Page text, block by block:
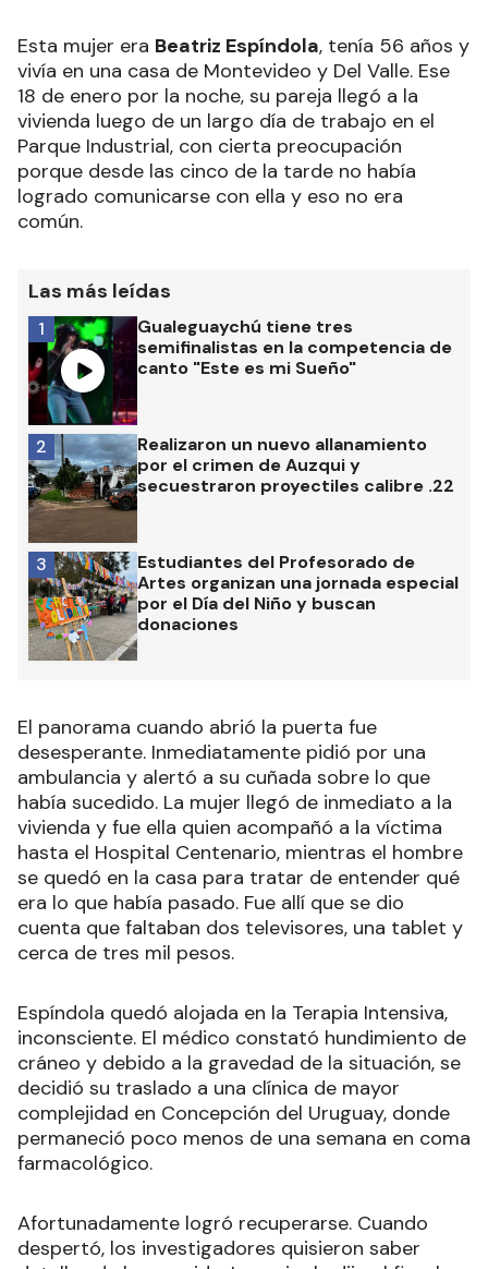
Esta mujer era Beatriz Espíndola, tenía 56 años y
vivía en una casa de Montevideo y Del Valle. Ese
18 de enero por la noche, su pareja llegó a la
vivienda luego de un largo día de trabajo en el
Parque Industrial, con cierta preocupación
porque desde las cinco de la tarde no había
logrado comunicarse con ella y eso no era
común.
Las más leídas
Gualeguaychú tiene tres
semifinalistas en la competencia de
canto "Este es mi Sueño"
1
Realizaron un nuevo allanamiento
por el crimen de Auzqui y
secuestraron proyectiles calibre .22
2
Estudiantes del Profesorado de
Artes organizan una jornada especial
por el Día del Niño y buscan
donaciones
3
El panorama cuando abrió la puerta fue
desesperante. Inmediatamente pidió por una
ambulancia y alertó a su cuñada sobre lo que
había sucedido. La mujer llegó de inmediato a la
vivienda y fue ella quien acompañó a la víctima
hasta el Hospital Centenario, mientras el hombre
se quedó en la casa para tratar de entender qué
era lo que había pasado. Fue allí que se dio
cuenta que faltaban dos televisores, una tablet y
cerca de tres mil pesos.
Espíndola quedó alojada en la Terapia Intensiva,
inconsciente. El médico constató hundimiento de
cráneo y debido a la gravedad de la situación, se
decidió su traslado a una clínica de mayor
complejidad en Concepción del Uruguay, donde
permaneció poco menos de una semana en coma
farmacológico.
Afortunadamente logró recuperarse. Cuando
despertó, los investigadores quisieron saber